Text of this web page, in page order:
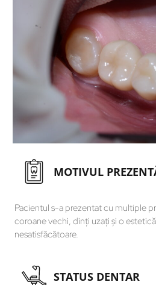
MOTIVUL
Pacientul s-a prezentat cu multiple
coroane vechi, dinți uzați și o
nesatisfăcătoare.
STATUS DENTAR